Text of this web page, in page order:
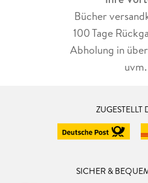
Bücher
100 Tage
Abholung in
uvm.
ZUGESTELLT
SICHER &